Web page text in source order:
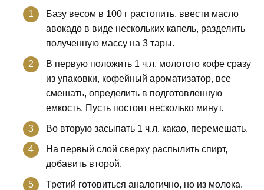
Базу весом в 100 г растопить, ввести масло
авокадо в виде нескольких капель, разделить
полученную массу на 3 тары.
В первую положить 1 ч.л. молотого кофе сразу
из упаковки, кофейный ароматизатор, все
смешать, определить в подготовленную
емкость. Пусть постоит несколько минут.
Во вторую засыпать 1 ч.л. какао, перемешать.
На первый слой сверху распылить спирт,
добавить второй.
Третий готовиться аналогично, но из молока.